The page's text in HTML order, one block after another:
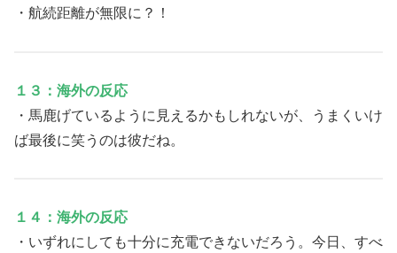
・航続距離が無限に？！
１３：海外の反応
・馬鹿げているように見えるかもしれないが、うまくいけ
ば最後に笑うのは彼だね。
１４：海外の反応
・いずれにしても十分に充電できないだろう。今日、すべ